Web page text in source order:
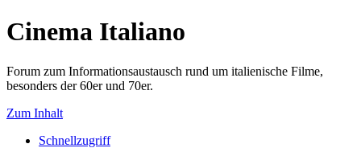
Cinema Italiano
Forum zum Informationsaustausch rund um italienische Filme,
besonders der 60er und 70er.
Zum Inhalt
Schnellzugriff